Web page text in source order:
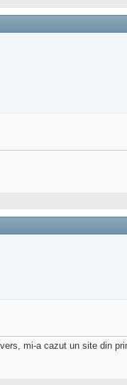
mi-a cazut un site din